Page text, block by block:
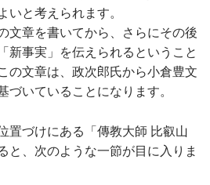
いと考えられます。
文章を書いてから、さらにその後
新事実」を伝えられるということ
の文章は、政次郎氏から小倉豊文
づいていることになります。
置づけにある「傳教大師 比叡山
と、次のような一節が目に入りま